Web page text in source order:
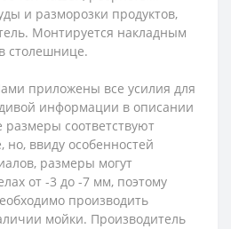
и разморозки продуктов,
Монтируется накладным
столешнице.
приложены все усилия для
информации в описании
соответствуют
ввиду особенностей
размеры могут
от -3 до -7 мм, поэтому
производить
мойки. Производитель